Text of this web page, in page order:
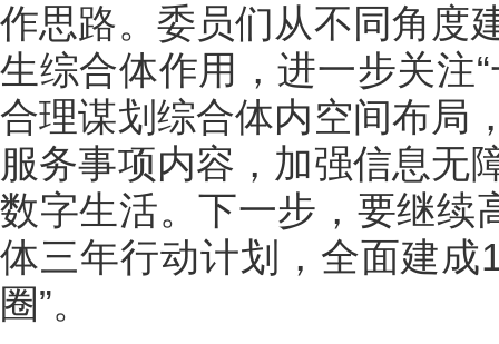
作思路。委员们从不同角度
生综合体作用，进一步关注
合理谋划综合体内空间布局
服务事项内容，加强信息无
数字生活。下一步，要继续
体三年行动计划，全面建成
圈”。